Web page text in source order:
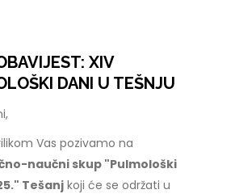
XIV
DANI U TEŠNJU
Vas pozivamo na
naučni skup "Pulmološki
Tešanj koji će se održati u